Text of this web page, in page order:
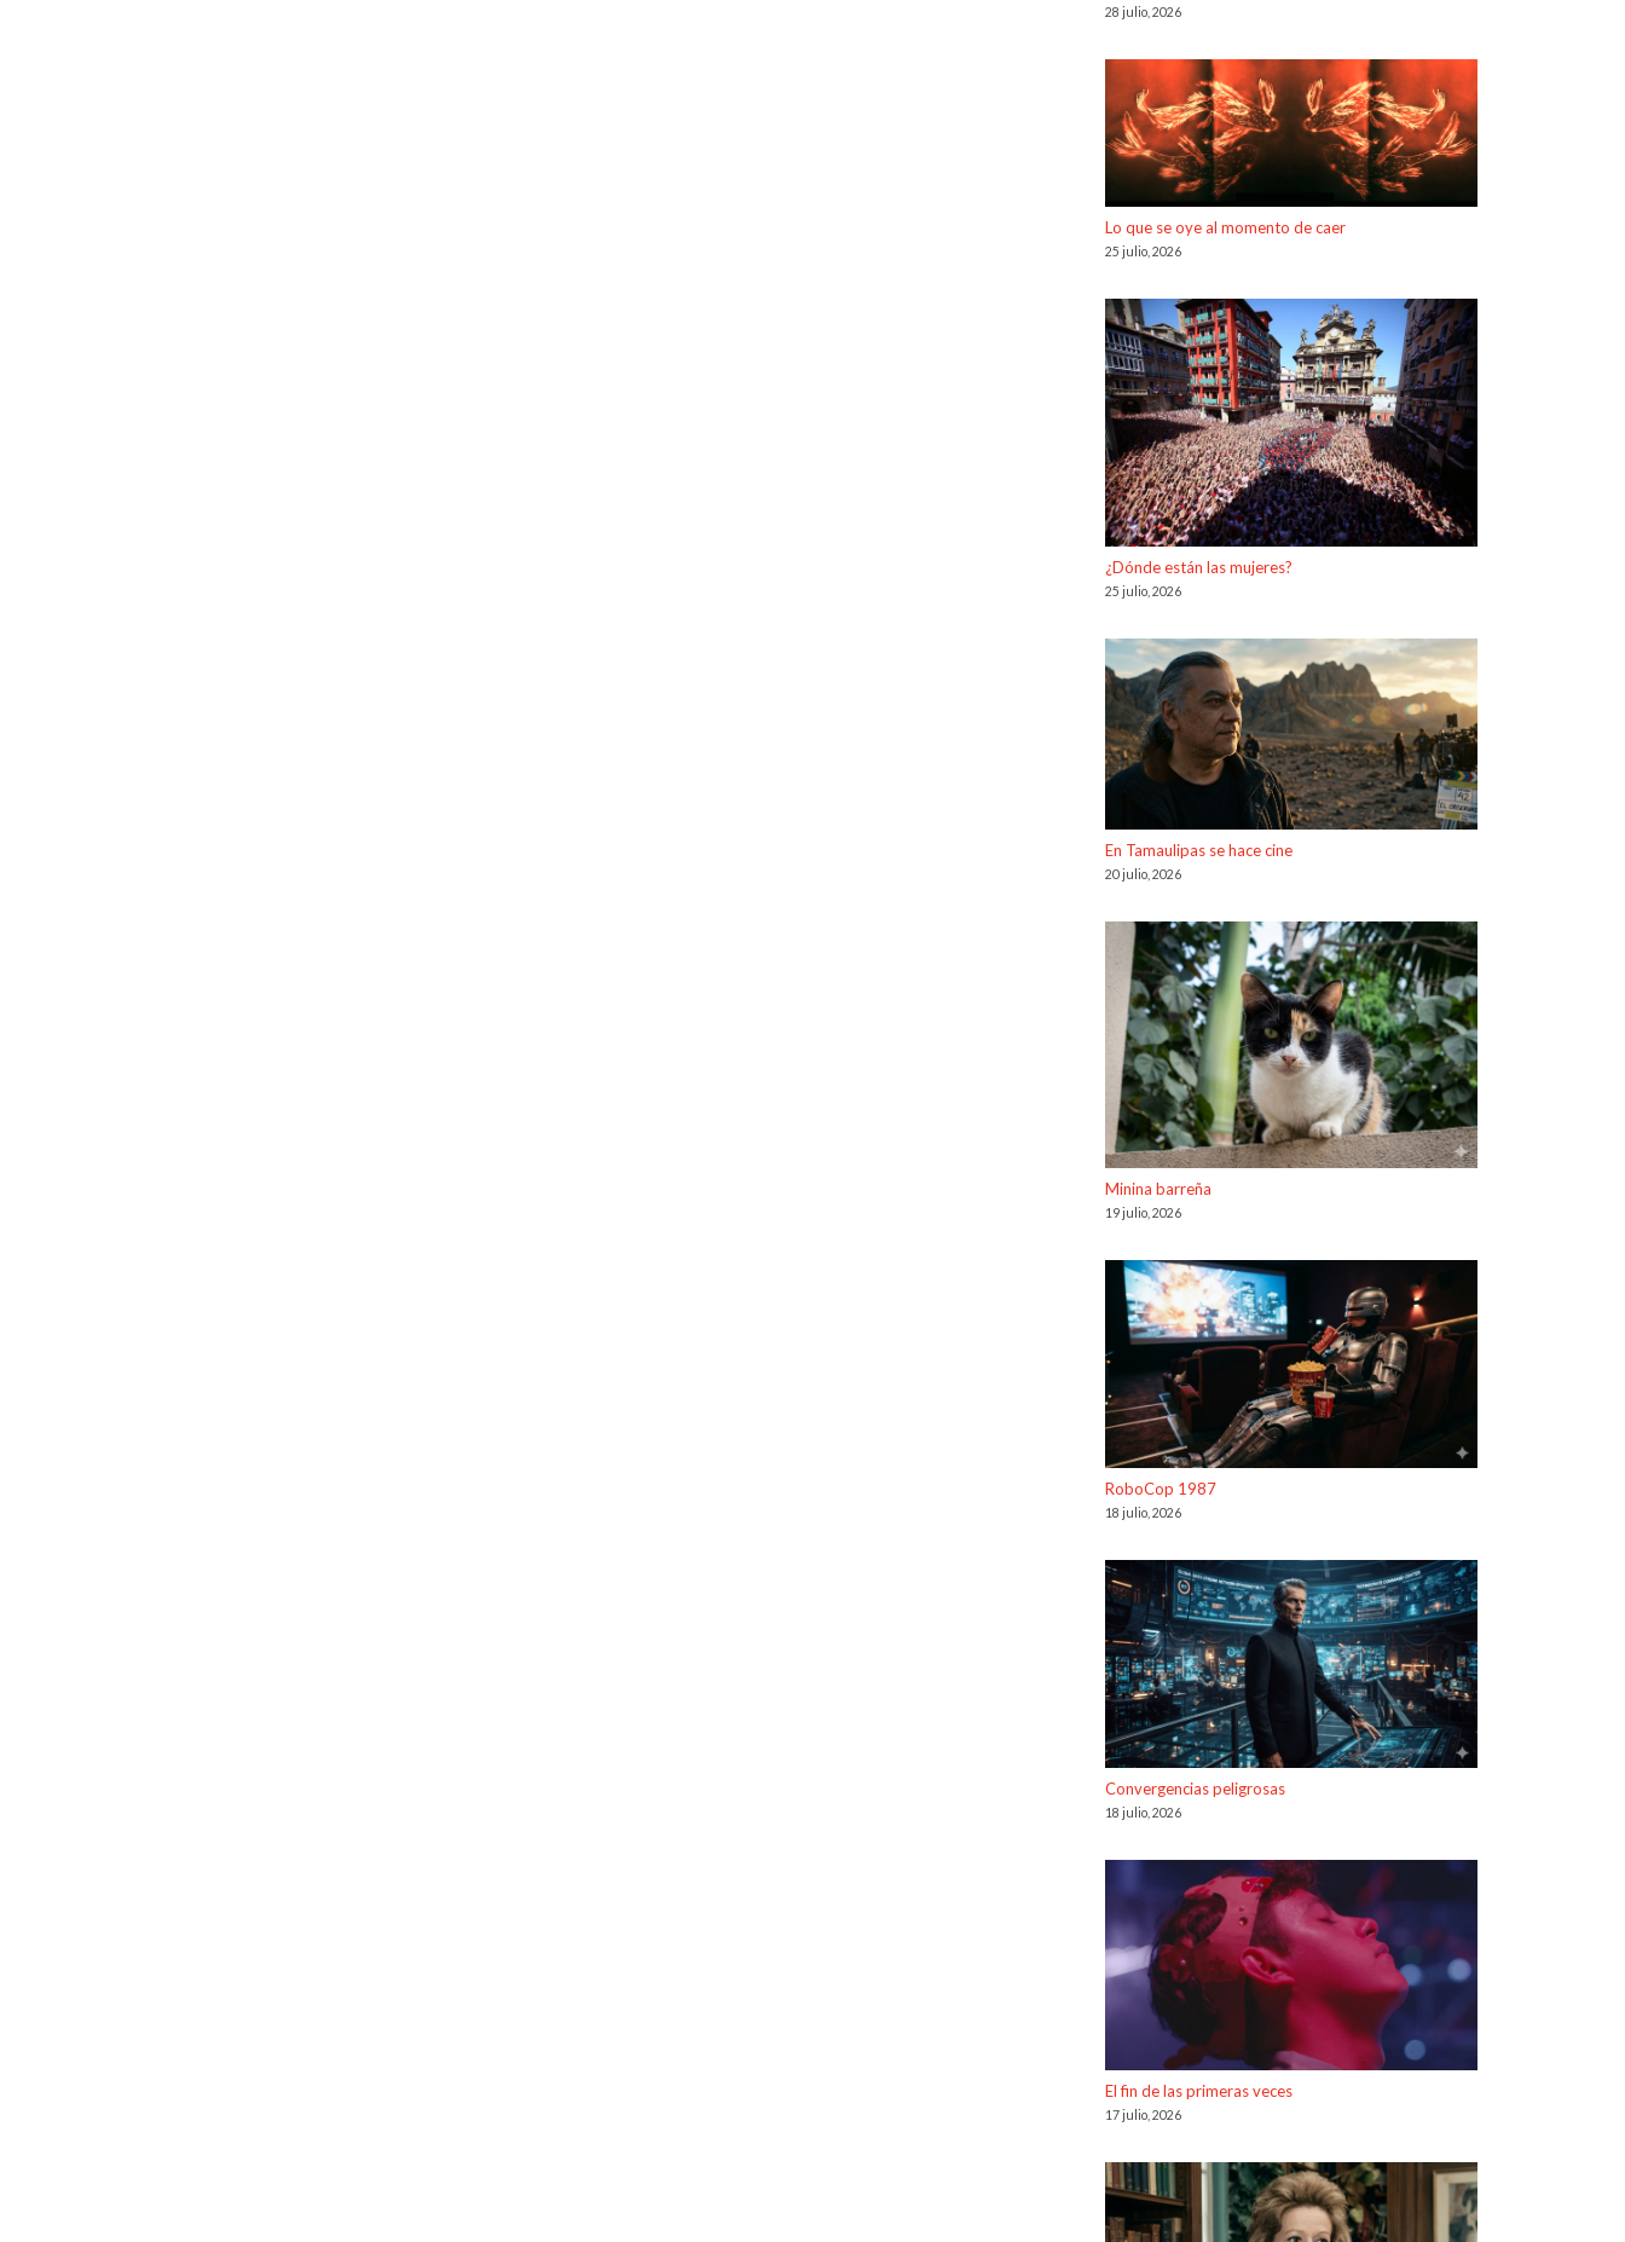
28 julio, 2026
Lo que se oye al momento de caer
25 julio, 2026
¿Dónde están las mujeres?
25 julio, 2026
En Tamaulipas se hace cine
20 julio, 2026
Minina barreña
19 julio, 2026
RoboCop 1987
18 julio, 2026
Convergencias peligrosas
18 julio, 2026
El fin de las primeras veces
17 julio, 2026